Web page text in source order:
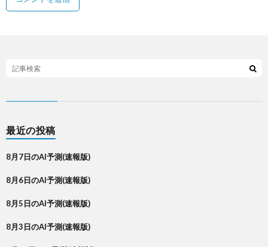
最近の投稿
8月7日のAI予測(速報版)
8月6日のAI予測(速報版)
8月5日のAI予測(速報版)
8月3日のAI予測(速報版)